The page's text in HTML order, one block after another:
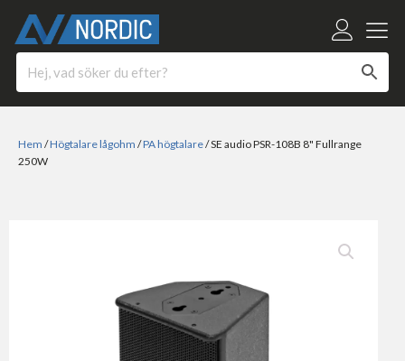
Hem /Högtalare lågohm /PA högtalare/ SE audio PSR-108B 8" Fullrange
250W